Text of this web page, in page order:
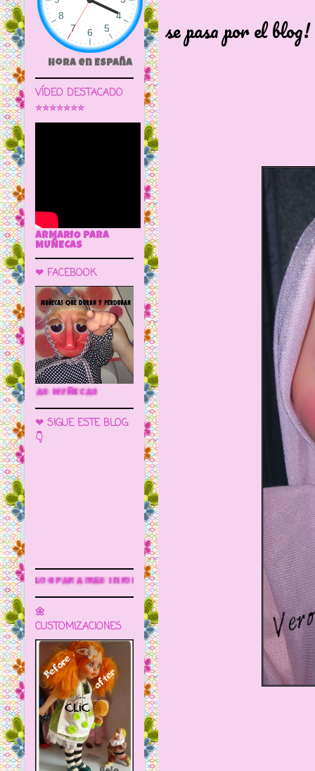
se pasa por el blog!
Hora en España
VÍDEO DESTACADO
⭐⭐⭐⭐⭐⭐⭐
ARMARIO PARA
MUÑECAS
❤ FACEBOOK
🌼 LA CUEVA DE LAS MUÑECAS
❤ SIGUE ESTE BLOG
👇
Sigue este blog para más
🌼
CUSTOMIZACIONES